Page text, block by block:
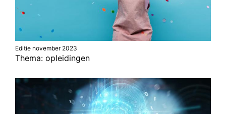
Editie november 2023
Thema: opleidingen